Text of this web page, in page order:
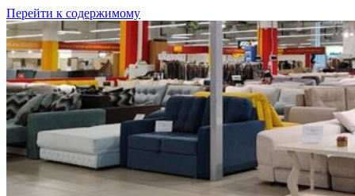
Перейти к содержимому